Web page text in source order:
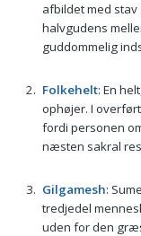
afbildet med
halvgudens
guddommelig
Folkehelt: En
ophøjer. I
fordi personen
næsten sakral
Gilgamesh:
tredjedel
uden for den